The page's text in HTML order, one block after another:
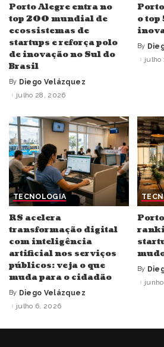
Porto Alegre entra no
top 200 mundial de
ecossistemas de
startups e reforça polo
de inovação no Sul do
Brasil
Posted
by
By Diego Velázquez
julho 28, 2026
o top
by
By
julho
TECNOLOGIA
RS acelera
transformação digital
com inteligência
artificial nos serviços
públicos: veja o que
muda para o cidadão
Posted
by
By Diego Velázquez
julho 6, 2026
by
By